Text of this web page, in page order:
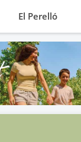
El Perelló